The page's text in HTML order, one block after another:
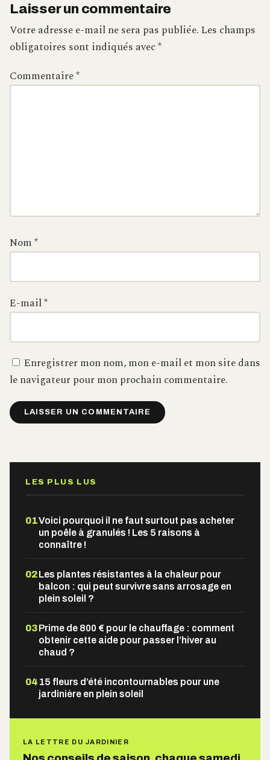
Laisser un commentaire
Votre adresse e-mail ne sera pas publiée.Les champs
obligatoires sont indiqués avec*
Commentaire*
Nom*
E-mail*
Enregistrer mon nom, mon e-mail et mon site dans
le navigateur pour mon prochain commentaire.
LES PLUS LUS
01Voici pourquoi il ne faut surtout pas acheter
un poêle à granulés ! Les 5 raisons à
connaître !
02Les plantes résistantes à la chaleur pour
balcon : qui peut survivre sans arrosage en
plein soleil ?
03Prime de 800 € pour le chauffage : comment
obtenir cette aide pour passer l’hiver au
chaud ?
04 15 fleurs d’été incontournables pour une
jardinière en plein soleil
LA LETTRE DU JARDINIER